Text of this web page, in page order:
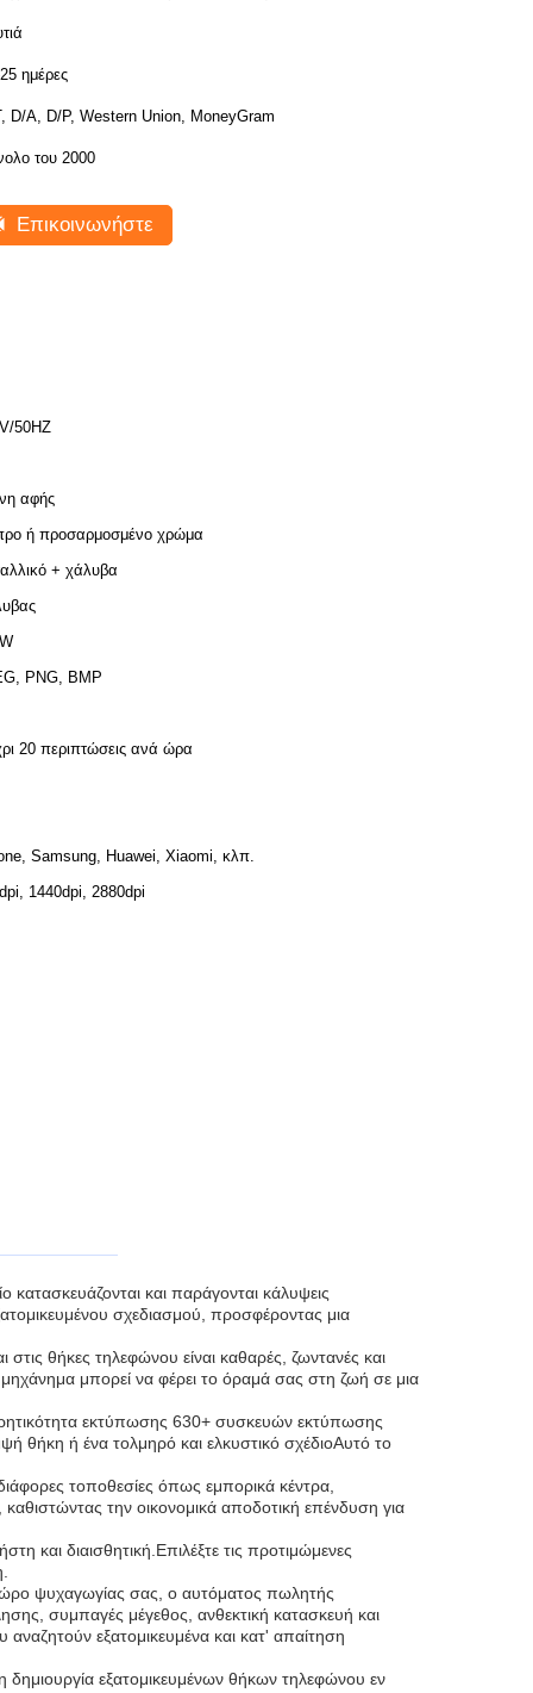
ημέρες
D/A, D/P, Western Union, MoneyGram
του 2000
Επικοινωνήστε
50HZ
αφής
ή προσαρμοσμένο χρώμα
+ χάλυβα
PNG, BMP
20 περιπτώσεις ανά ώρα
Samsung, Huawei, Xiaomi, κλπ.
1440dpi, 2880dpi
και παράγονται κάλυψεις
σχεδιασμού, προσφέροντας μια
θήκες τηλεφώνου είναι καθαρές, ζωντανές και
μπορεί να φέρει το όραμά σας στη ζωή σε μια
εκτύπωσης 630+ συσκευών εκτύπωσης
θήκη ή ένα τολμηρό και ελκυστικό σχέδιοΑυτό το
τοποθεσίες όπως εμπορικά κέντρα,
την οικονομικά αποδοτική επένδυση για
και διαισθητική.Επιλέξτε τις προτιμώμενες
ψυχαγωγίας σας, ο αυτόματος πωλητής
συμπαγές μέγεθος, ανθεκτική κατασκευή και
εξατομικευμένα και κατ' απαίτηση
εξατομικευμένων θήκων τηλεφώνου εν